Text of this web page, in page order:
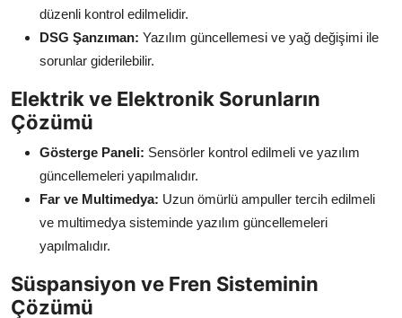
düzenli kontrol edilmelidir.
DSG Şanzıman: Yazılım güncellemesi ve yağ değişimi ile
sorunlar giderilebilir.
Elektrik ve Elektronik Sorunların
Çözümü
Gösterge Paneli: Sensörler kontrol edilmeli ve yazılım
güncellemeleri yapılmalıdır.
Far ve Multimedya: Uzun ömürlü ampuller tercih edilmeli
ve multimedya sisteminde yazılım güncellemeleri
yapılmalıdır.
Süspansiyon ve Fren Sisteminin
Çözümü